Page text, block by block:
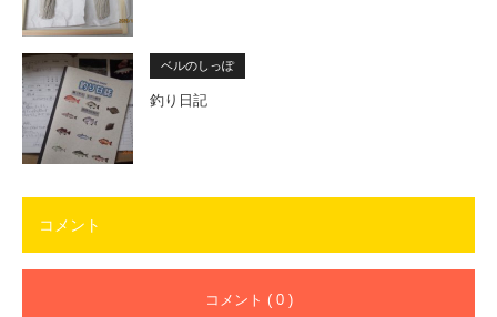
ベルのしっぽ
釣り日記
コメント
コメント ( 0 )